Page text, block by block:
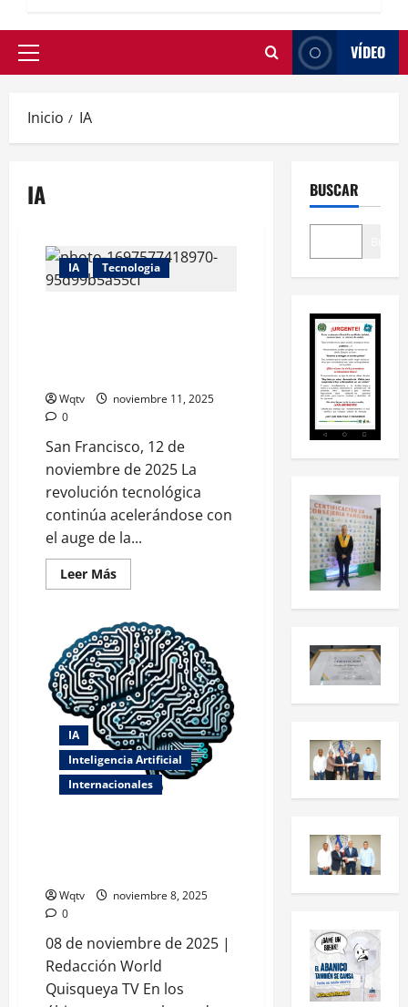
VÍDEO
Inicio IA
IA
IA Tecnologia
Wqtv
noviembre 11, 2025
0
San Francisco, 12 de
noviembre de 2025 La
revolución tecnológica
continúa acelerándose con
el auge de la...
Leer Más
IA
Inteligencia Artificial
Internacionales
Wqtv
noviembre 8, 2025
0
08 de noviembre de 2025 |
Redacción World
Quisqueya TV En los
BUSCAR